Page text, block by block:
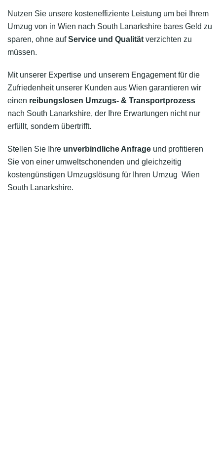
Nutzen Sie unsere kosteneffiziente Leistung um bei Ihrem
Umzug von in Wien nach South Lanarkshire bares Geld zu
sparen, ohne aufService und Qualität verzichten zu
müssen.
Mit unserer Expertise und unserem Engagement für die
Zufriedenheit unserer Kunden aus Wien garantieren wir
einen reibungslosen Umzugs- & Transportprozess
nach South Lanarkshire, der Ihre Erwartungen nicht nur
erfüllt, sondern übertrifft.
Stellen Sie Ihre unverbindliche Anfrage und profitieren
Sie von einer umweltschonenden und gleichzeitig
kostengünstigen Umzugslösung für Ihren Umzug Wien
South Lanarkshire.